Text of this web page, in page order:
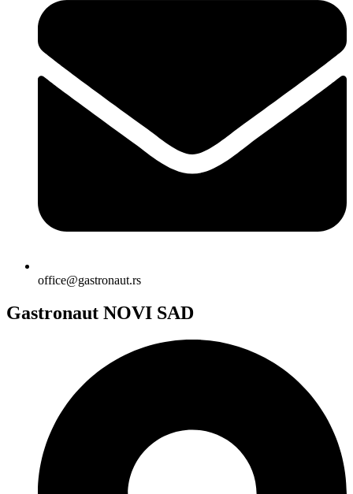
office@gastronaut.rs
Gastronaut NOVI SAD